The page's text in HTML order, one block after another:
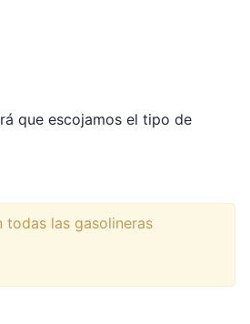
que escojamos el tipo de
todas las gasolineras